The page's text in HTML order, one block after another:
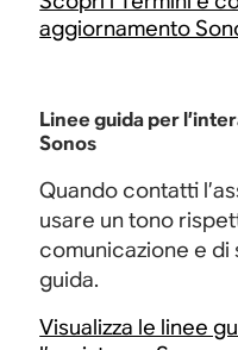
aggiornamento
Linee guida per
Sonos
Quando contatti
usare un tono
comunicazione e
guida.
Visualizza le linee